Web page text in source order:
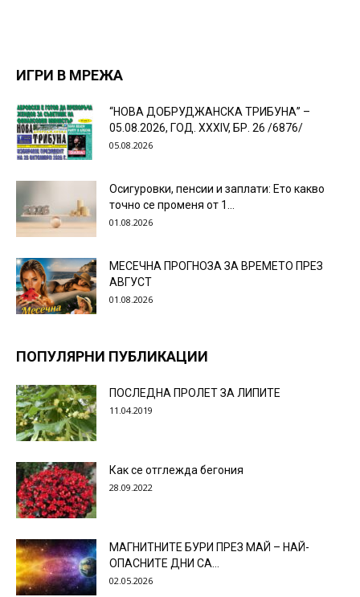
ИГРИ В МРЕЖА
“НОВА ДОБРУДЖАНСКА ТРИБУНА” –
05.08.2026, ГОД. XXХIV, БР. 26 /6876/
05.08.2026
Осигуровки, пенсии и заплати: Ето какво
точно се променя от 1...
01.08.2026
МЕСЕЧНА ПРОГНОЗА ЗА ВРЕМЕТО ПРЕЗ
АВГУСТ
01.08.2026
ПОПУЛЯРНИ ПУБЛИКАЦИИ
ПОСЛЕДНА ПРОЛЕТ ЗА ЛИПИТЕ
11.04.2019
Как се отглежда бегония
28.09.2022
МАГНИТНИТЕ БУРИ ПРЕЗ МАЙ – НАЙ-
ОПАСНИТЕ ДНИ СА…
02.05.2026